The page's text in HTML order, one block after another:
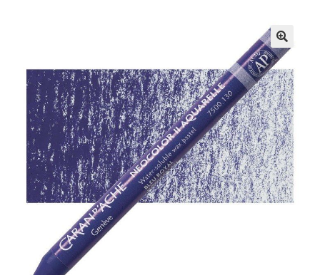
Återförsäljare
Butiken
Köpvillkor
Angel Policy